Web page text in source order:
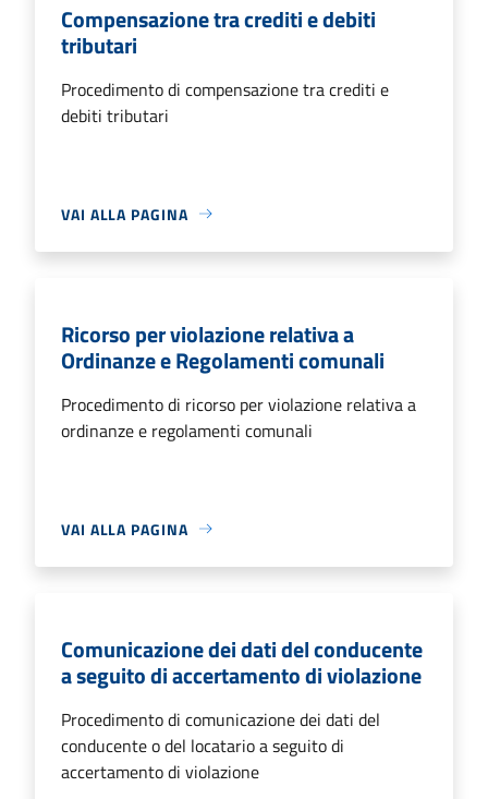
Compensazione tra crediti e debiti
tributari
Procedimento di compensazione tra crediti e
debiti tributari
VAI ALLA PAGINA
Ricorso per violazione relativa a
Ordinanze e Regolamenti comunali
Procedimento di ricorso per violazione relativa a
ordinanze e regolamenti comunali
VAI ALLA PAGINA
Comunicazione dei dati del conducente
a seguito di accertamento di violazione
Procedimento di comunicazione dei dati del
conducente o del locatario a seguito di
accertamento di violazione